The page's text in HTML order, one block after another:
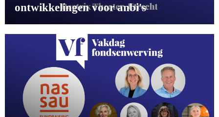
ontwikkelingen voor anbi's